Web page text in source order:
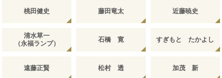
桃田健史 藤田竜太 近藤暁史
清水草一
（永福ランプ）
石橋 寛 すぎもと たかよし
遠藤正賢 松村 透 加茂 新